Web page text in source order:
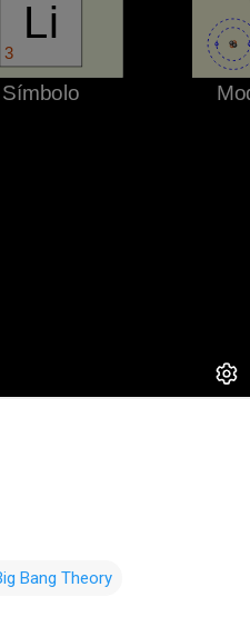
Bang Theory